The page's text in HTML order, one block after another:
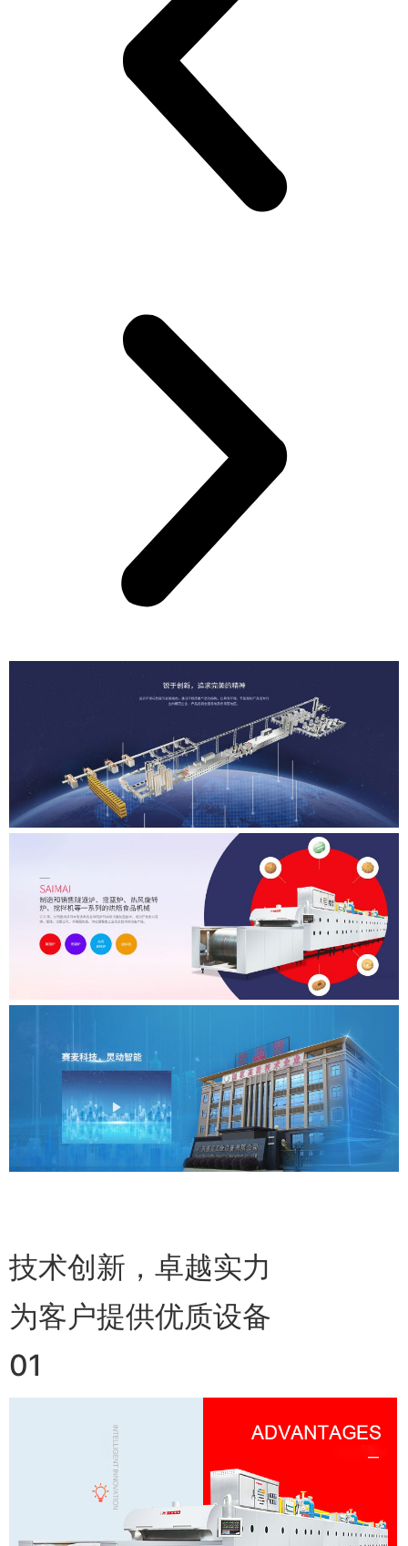
技术创新，卓越实力
为客户提供优质设备
01